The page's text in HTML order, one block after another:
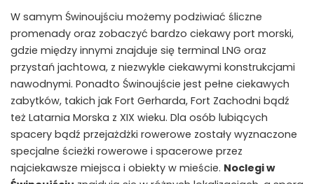
W samym Świnoujściu możemy podziwiać śliczne
promenady oraz zobaczyć bardzo ciekawy port morski,
gdzie między innymi znajduje się terminal LNG oraz
przystań jachtowa, z niezwykle ciekawymi konstrukcjami
nawodnymi. Ponadto Świnoujście jest pełne ciekawych
zabytków, takich jak Fort Gerharda, Fort Zachodni bądź
też Latarnia Morska z XIX wieku. Dla osób lubiących
spacery bądź przejażdżki rowerowe zostały wyznaczone
specjalne ścieżki rowerowe i spacerowe przez
najciekawsze miejsca i obiekty w mieście. Noclegi w